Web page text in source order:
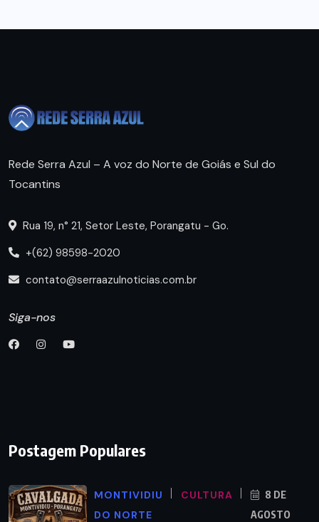
Rede Serra Azul – A voz do Norte de Goiás e Sul do
Tocantins
Rua 19, n° 21, Setor Leste, Porangatu - Go.
+(62) 98598-2020
contato@serraazulnoticias.com.br
Siga-nos
Postagem Populares
MONTIVIDIU
DO NORTE
CULTURA
8 DE
AGOSTO